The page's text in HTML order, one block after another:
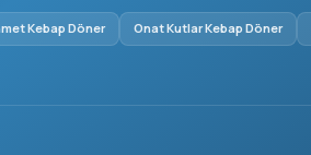
Kebap Döner Onat Kutlar Kebap Döner